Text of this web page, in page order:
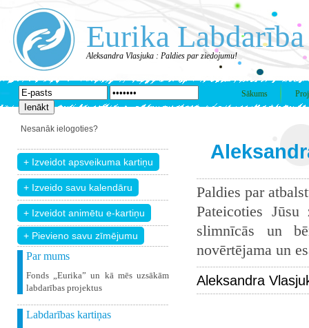
Eurika Labdarība
Aleksandra Vlasjuka : Paldies par ziedojumu!
Sākums
Nesanāk ielogoties?
+ Pievieno savu zīmējumu
Par mums
Fonds „Eurika” un kā mēs uzsākām
labdarības projektus
Labdarības kartiņas
Paldies par
Pateicoties
slimnīcās un
novērtējama un
Aleksandra